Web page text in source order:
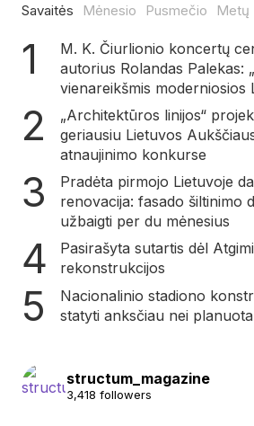
Savaitės Mėnesio Pusmečio Metų
M. K. Čiurlionio koncertų
autorius Rolandas Palekas:
vienareikšmis moderniosios
„Architektūros linijos“
geriausiu Lietuvos
atnaujinimo konkurse
Pradėta pirmojo Lietuvoje
renovacija: fasado šiltinimo
užbaigti per du mėnesius
Pasirašyta sutartis dėl
rekonstrukcijos
Nacionalinio stadiono
statyti anksčiau nei planuota
structum_magazine
3,418 followers